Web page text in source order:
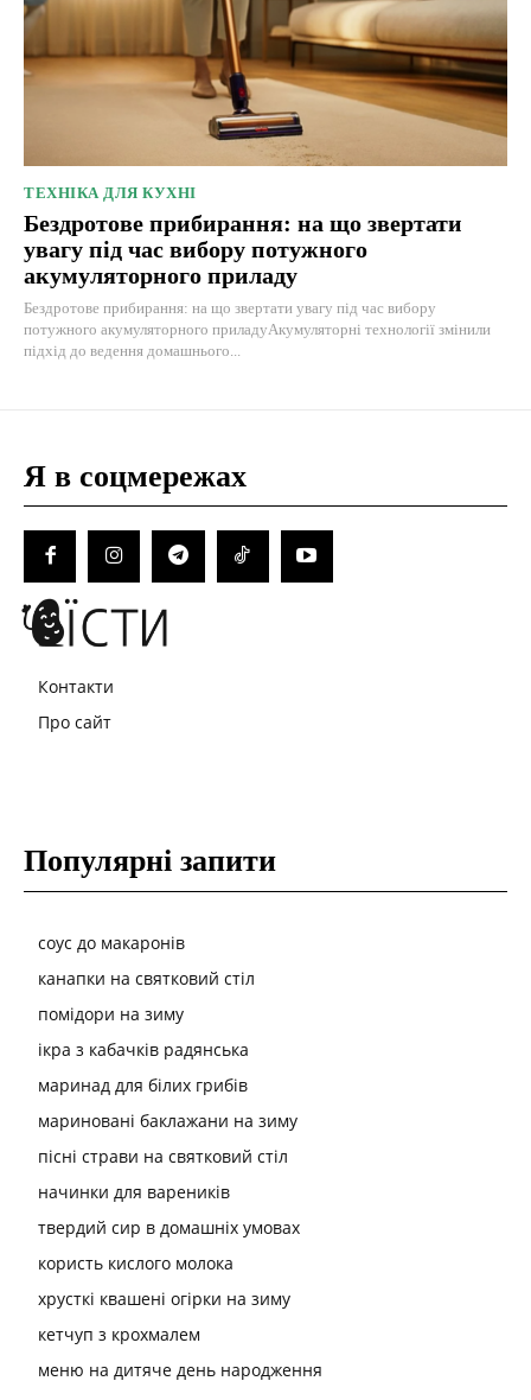
ТЕХНІКА ДЛЯ КУХНІ
Бездротове прибирання: на що звертати
увагу під час вибору потужного
акумуляторного приладу
Бездротове прибирання: на що звертати увагу під час вибору
потужного акумуляторного приладуАкумуляторні технології змінили
підхід до ведення домашнього...
Я в соцмережах
Контакти
Про сайт
Популярні запити
соус до макаронів
канапки на святковий стіл
помідори на зиму
ікра з кабачків радянська
маринад для білих грибів
мариновані баклажани на зиму
пісні страви на святковий стіл
начинки для вареників
твердий сир в домашніх умовах
користь кислого молока
хрусткі квашені огірки на зиму
кетчуп з крохмалем
меню на дитяче день народження